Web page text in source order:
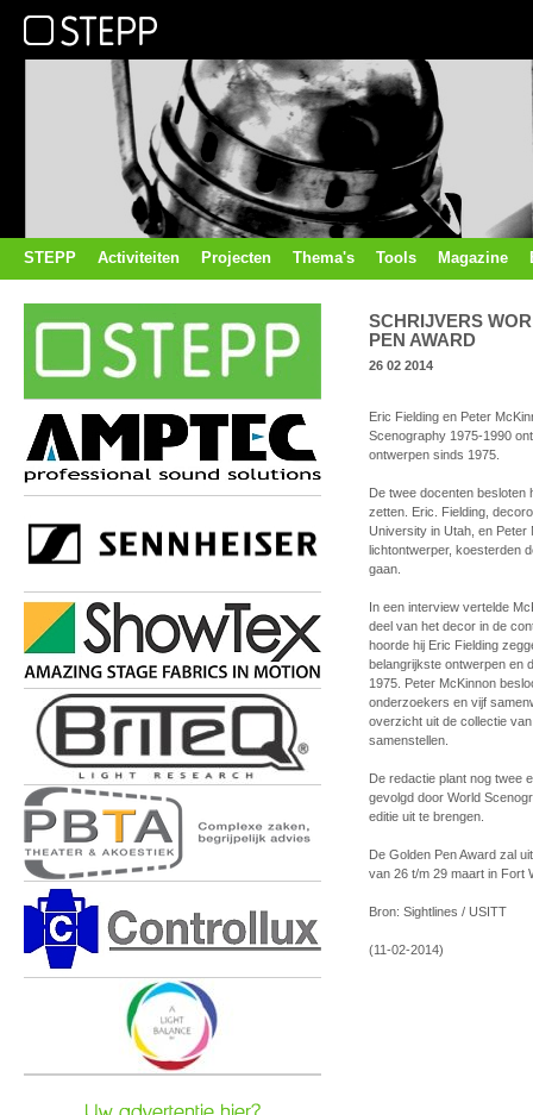
STEPP Activiteiten Projecten Thema's Tools Magazine
SCHRIJVERS
PEN AWARD
26 02 2014
Eric Fielding en Peter
Scenography 1975-1990
ontwerpen sinds 1975.
De twee docenten besloten
zetten. Eric. Fielding,
University in Utah, en Peter
lichtontwerper, koesterden
gaan.
In een interview vertelde
deel van het decor in de
hoorde hij Eric Fielding
belangrijkste ontwerpen en
1975. Peter McKinnon
onderzoekers en vijf
overzicht uit de collectie
samenstellen.
De redactie plant nog twee
gevolgd door World
editie uit te brengen.
De Golden Pen Award zal
van 26 t/m 29 maart in Fort
Bron: Sightlines / USITT
(11-02-2014)